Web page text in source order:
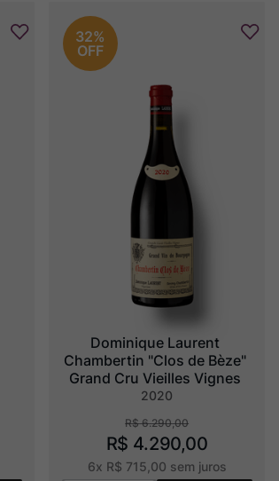
32%
OFF
Dominique Laurent
Chambertin "Clos de Bèze"
Grand Cru Vieilles Vignes
2020
R$ 6.290,00
R$ 4.290,00
6x R$ 715 00 sem juros